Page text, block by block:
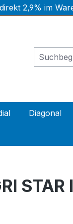
2,9% im
Diagonal
STAR